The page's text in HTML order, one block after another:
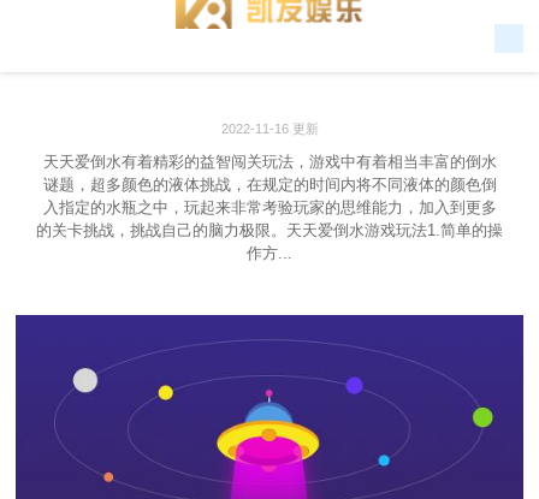
2022-11-16 更新
天天爱倒水有着精彩的益智闯关玩法，游戏中有着相当丰富的倒水
谜题，超多颜色的液体挑战，在规定的时间内将不同液体的颜色倒
入指定的水瓶之中，玩起来非常考验玩家的思维能力，加入到更多
的关卡挑战，挑战自己的脑力极限。天天爱倒水游戏玩法1.简单的操
作方...